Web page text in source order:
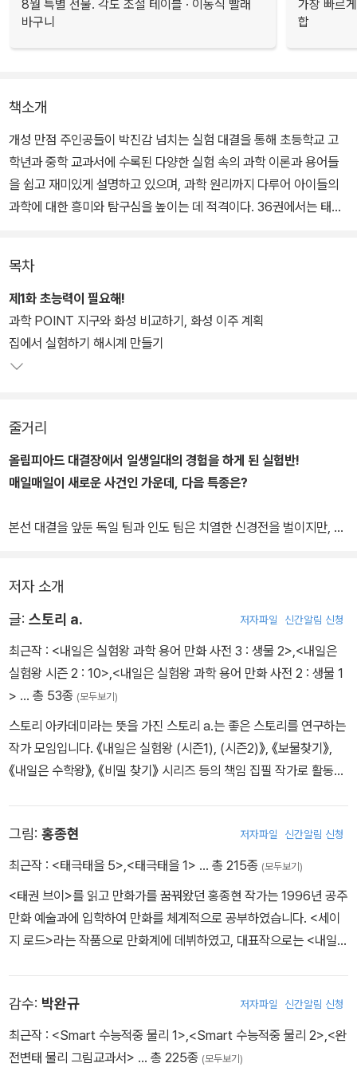
8월 특별 선물. 각도 조절 테이블 · 이동식 빨래
바구니
가장 빠르
합
책소개
개성 만점 주인공들이 박진감 넘치는 실험 대결을 통해 초등학교 고
학년과 중학 교과서에 수록된 다양한 실험 속의 과학 이론과 용어들
을 쉽고 재미있게 설명하고 있으며, 과학 원리까지 다루어 아이들의
과학에 대한 흥미와 탐구심을 높이는 데 적격이다. 36권에서는 태양
대결 속 다양하고 재미있는 실험을 통해 태양계의 탄생, 행성의 공전
과 자전, 유성체와 유성, 운석과 크레이터, 행성 거리의 법칙과 행성의
조건에 대해 이해하고 이와 관련된 다양한 과학 정보를 익힐 수 있다.
는 태양계 구성원, 태양계 행성의 크기와 거리 비교, 6학년 1학기 1.
지구와 달의 운동 단원에서 다루고 있는 지구의 자전과 공전 등과 관
련된 교과서 속 핵심 원리들을 알기 쉽게 정리하여 학습 효과를 높였
목차
제1화 초능력이 필요해!
과학 POINT 지구와 화성 비교하기, 화성 이주 계획
집에서 실험하기 해시계 만들기
줄거리
올림피아드 대결장에서 일생일대의 경험을 하게 된 실험반!
매일매일이 새로운 사건인 가운데, 다음 특종은?
본선 대결을 앞둔 독일 팀과 인도 팀은 치열한 신경전을 벌이지만, 예
전 세계의 실험반 친구들은 함께 유성우를 관측하며 본선 대결로 인
한 긴장감을 잠시 잊은 채 즐거운 시간을 보낸다. 한편 우주는 운석을
심하는데…….
세계 올림피아드에서 벌어지는 새로운 사건을 기대해 주세요!
저자 소개
글: 스토리 a. 저자파일 신간알림 신청
최근작 : <내일은 실험왕 과학 용어 만화 사전 3 : 생물 2>,<내일은
실험왕 시즌 2 : 10>,<내일은 실험왕 과학 용어 만화 사전 2 : 생물 1
> … 총 53종 (모두보기)
스토리 아카데미라는 뜻을 가진 스토리 a.는 좋은 스토리를 연구하는
작가 모임입니다. 《내일은 실험왕 (시즌1), (시즌2)》, 《보물찾기》,
《내일은 수학왕》, 《비밀 찾기》 시리즈 등의 책임 집필 작가로 활동하
그림: 홍종현 저자파일 신간알림 신청
최근작 : <태극태을 5>,<태극태을 1> … 총 215종 (모두보기)
<태권 브이>를 읽고 만화가를 꿈꿔왔던 홍종현 작가는 1996년 공주
만화 예술과에 입학하여 만화를 체계적으로 공부하였습니다. <세이
지 로드>라는 작품으로 만화계에 데뷔하였고, 대표작으로는 <내일은
감수: 박완규 저자파일 신간알림 신청
최근작 : <Smart 수능적중 물리 1>,<Smart 수능적중 물리 2>,<완
전변태 물리 그림교과서> … 총 225종 (모두보기)